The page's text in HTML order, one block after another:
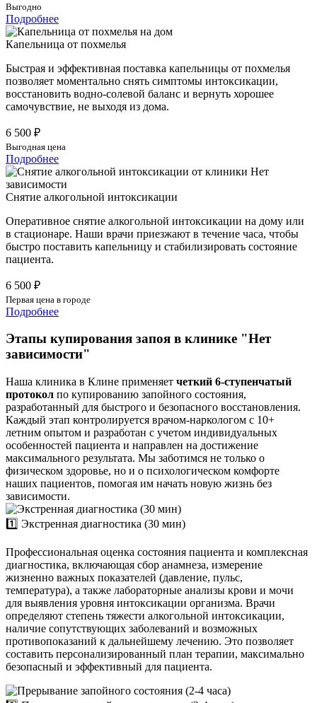
Выгодно
Подробнее
Капельница от похмелья
Быстрая и эффективная поставка капельницы от похмелья
позволяет моментально снять симптомы интоксикации,
восстановить водно-солевой баланс и вернуть хорошее
самочувствие, не выходя из дома.
6 500 ₽
Выгодная цена
Подробнее
Снятие алкогольной интоксикации
Оперативное снятие алкогольной интоксикации на дому или
в стационаре. Наши врачи приезжают в течение часа, чтобы
быстро поставить капельницу и стабилизировать состояние
пациента.
6 500 ₽
Первая цена в городе
Подробнее
Этапы купирования запоя в клинике "Нет
зависимости"
Наша клиника в Клине применяет четкий 6-ступенчатый
протокол по купированию запойного состояния,
разработанный для быстрого и безопасного восстановления.
Каждый этап контролируется врачом-наркологом с 10+
летним опытом и разработан с учетом индивидуальных
особенностей пациента и направлен на достижение
максимального результата. Мы заботимся не только о
физическом здоровье, но и о психологическом комфорте
наших пациентов, помогая им начать новую жизнь без
зависимости.
1️⃣ Экстренная диагностика (30 мин)
Профессиональная оценка состояния пациента и комплексная
диагностика, включающая сбор анамнеза, измерение
жизненно важных показателей (давление, пульс,
температура), а также лабораторные анализы крови и мочи
для выявления уровня интоксикации организма. Врачи
определяют степень тяжести алкогольной интоксикации,
наличие сопутствующих заболеваний и возможных
противопоказаний к дальнейшему лечению. Это позволяет
составить персонализированный план терапии, максимально
безопасный и эффективный для пациента.